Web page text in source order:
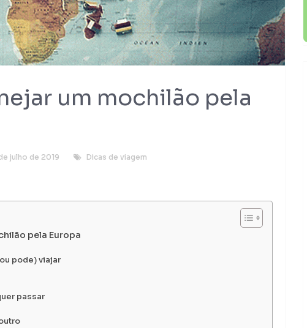
um mochilão pela
julho de 2019 Dicas de viagem
pela Europa
pode) viajar
passar